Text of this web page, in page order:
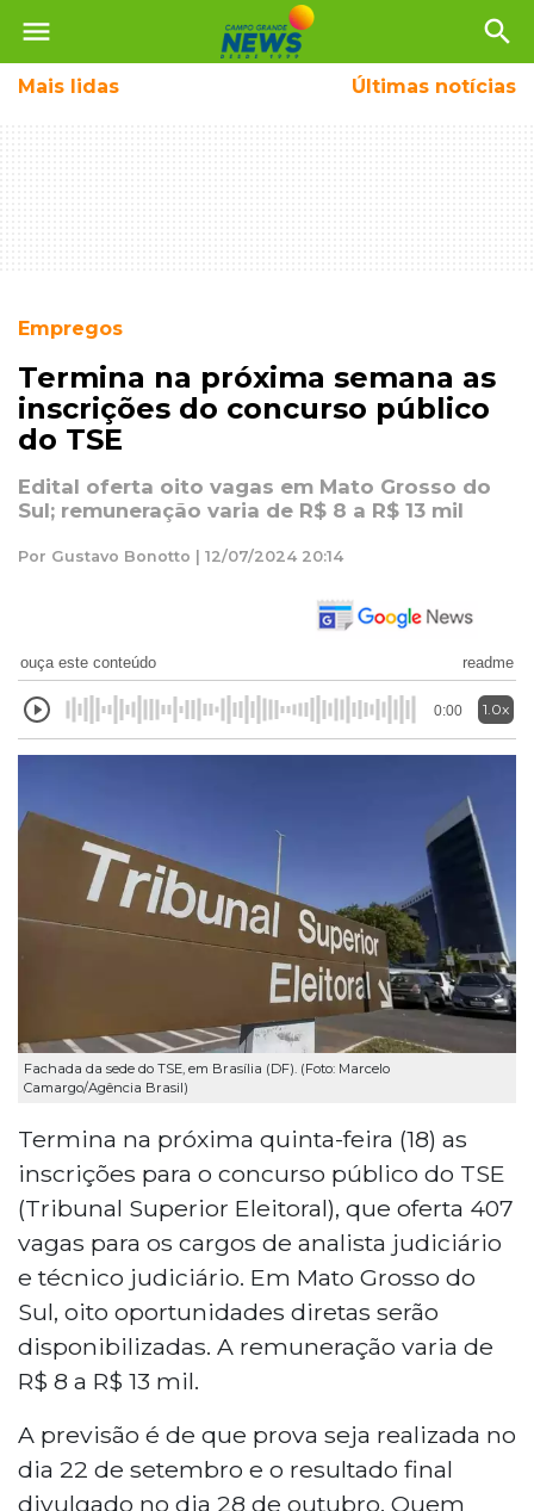
menu search
Mais lidas Últimas notícias
Empregos
Termina na próxima semana as
inscrições do concurso público
do TSE
Edital oferta oito vagas em Mato Grosso do
Sul; remuneração varia de R$ 8 a R$ 13 mil
Por Gustavo Bonotto | 12/07/2024 20:14
ouça este conteúdo readme
0:00 1.0x
Fachada da sede do TSE, em Brasília (DF). (Foto: Marcelo
Camargo/Agência Brasil)
Termina na próxima quinta-feira (18) as
inscrições para o concurso público do TSE
(Tribunal Superior Eleitoral), que oferta 407
vagas para os cargos de analista judiciário
e técnico judiciário. Em Mato Grosso do
Sul, oito oportunidades diretas serão
disponibilizadas. A remuneração varia de
R$ 8 a R$ 13 mil.
A previsão é de que prova seja realizada no
dia 22 de setembro e o resultado final
divulgado no dia 28 de outubro. Quem